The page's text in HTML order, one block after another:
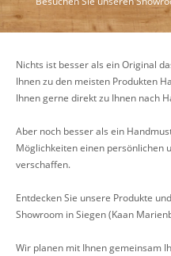
Nichts ist besser als ein Original
Ihnen zu den meisten Produkten
Ihnen gerne direkt zu Ihnen nach
Aber noch besser als ein
Möglichkeiten einen persönlichen
verschaffen.
Entdecken Sie unsere Produkte
Showroom in Siegen (Kaan
Wir planen mit Ihnen gemeinsam